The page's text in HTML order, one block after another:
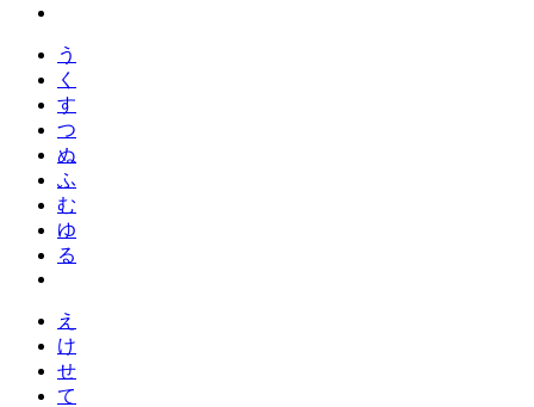
う
く
す
つ
ぬ
ふ
む
ゆ
る
え
け
せ
て